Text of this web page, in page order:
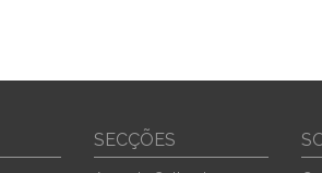
SECÇÕES